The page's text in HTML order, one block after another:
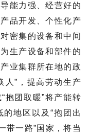
能力强、经营好的
品开发、个性化产
密集的设备和中间
生产设备和部件的
业集群所在地的政
人”，提高劳动生产
抱团取暖”将产能转
地区以及“抱团出
带一路”国家，将当